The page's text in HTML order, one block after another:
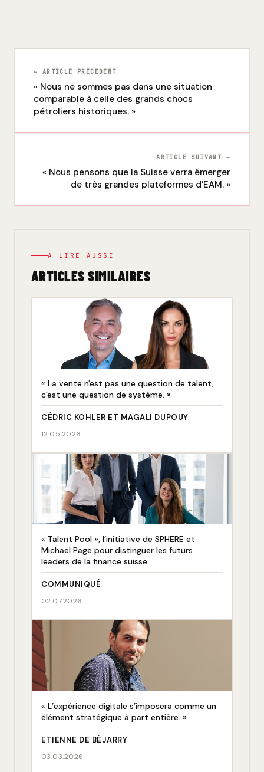
← ARTICLE PRECEDENT
« Nous ne sommes pas dans une situation
comparable à celle des grands chocs
pétroliers historiques. »
ARTICLE SUIVANT →
« Nous pensons que la Suisse verra émerger
de très grandes plateformes d’EAM. »
A LIRE AUSSI
ARTICLES SIMILAIRES
« La vente n'est pas une question de talent,
c'est une question de système. »
CÉDRIC KOHLER ET MAGALI DUPOUY
12.05.2026
« Talent Pool », l’initiative de SPHERE et
Michael Page pour distinguer les futurs
leaders de la finance suisse
COMMUNIQUÉ
02.07.2026
« L’expérience digitale s’imposera comme un
élément stratégique à part entière. »
ETIENNE DE BÉJARRY
03.03.2026